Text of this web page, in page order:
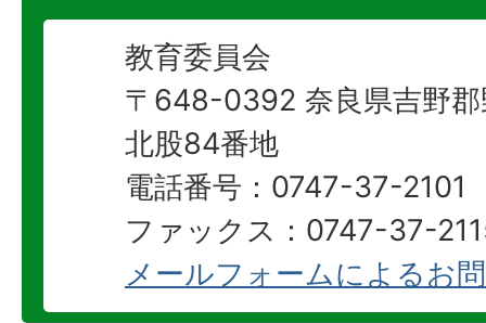
教育委員会
〒648-0392 奈良県吉野郡
北股84番地
電話番号：0747-37-2101
ファックス：0747-37-
メールフォームによるお